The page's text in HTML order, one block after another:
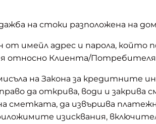
на стоки разположена на
имейл адрес и парола, който
относно Клиента/
на Закона за кредитните
да открива, води и закрива
да извършва
изисквания,